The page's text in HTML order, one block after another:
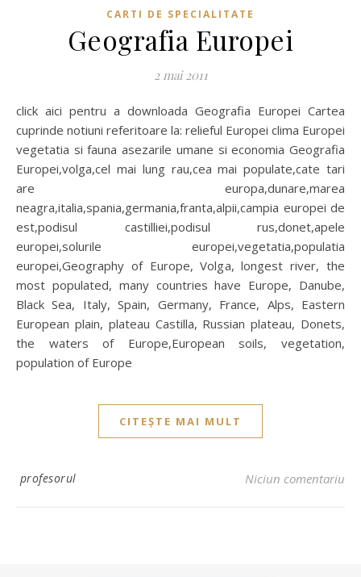
CARTI DE SPECIALITATE
Geografia Europei
2 mai 2011
click aici pentru a downloada Geografia Europei Cartea
cuprinde notiuni referitoare la: relieful Europei clima Europei
vegetatia si fauna asezarile umane si economia Geografia
Europei,volga,cel mai lung rau,cea mai populate,cate tari
are europa,dunare,marea
neagra,italia,spania,germania,franta,alpii,campia europei de
est,podisul castilliei,podisul rus,donet,apele
europei,solurile europei,vegetatia,populatia
europei,Geography of Europe, Volga, longest river, the
most populated, many countries have Europe, Danube,
Black Sea, Italy, Spain, Germany, France, Alps, Eastern
European plain, plateau Castilla, Russian plateau, Donets,
the waters of Europe,European soils, vegetation,
population of Europe
CITEȘTE MAI MULT
profesorul Niciun comentariu